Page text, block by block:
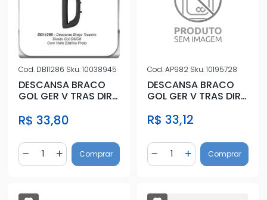
Cod. DB11286 Sku.10038945
DESCANSA BRACO
GOL GER V TRAS DIR
ELETRI
R$ 33,80
Diminuir Quantidade
Quantidade
Adicionar Quantidade
Comprar
Cod.AP982 Sku.10195728
DESCANSA BRACO
GOL GER V TRAS DIR
ELETRICO
R$ 33,12
Diminuir Quantidade
Quantidade
AdicionarComprar